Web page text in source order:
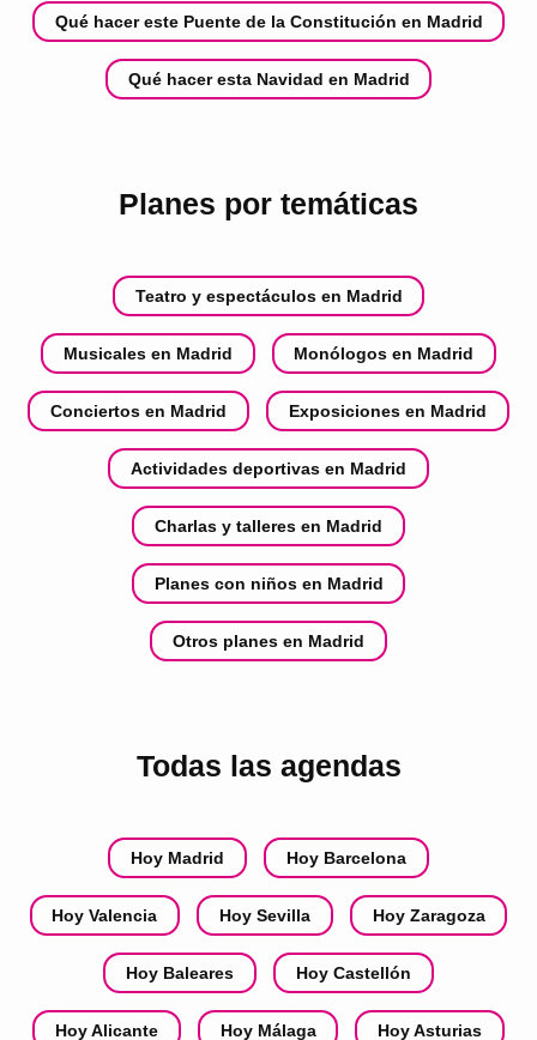
Qué hacer este Puente de la Constitución en Madrid
Qué hacer esta Navidad en Madrid
Planes por temáticas
Teatro y espectáculos en Madrid
Musicales en Madrid Monólogos en Madrid
Conciertos en Madrid Exposiciones en Madrid
Actividades deportivas en Madrid
Charlas y talleres en Madrid
Planes con niños en Madrid
Otros planes en Madrid
Todas las agendas
Hoy Madrid Hoy Barcelona
Hoy Valencia Hoy Sevilla Hoy Zaragoza
Hoy Baleares Hoy Castellón
Hoy Alicante Hoy Málaga Hoy Asturias